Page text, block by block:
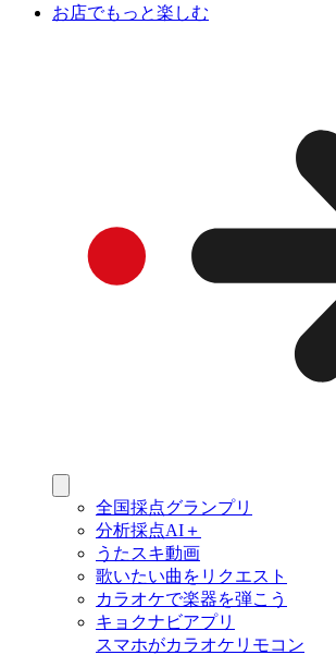
お店でもっと楽しむ
全国採点グランプリ
分析採点AI＋
うたスキ動画
歌いたい曲をリクエスト
カラオケで楽器を弾こう
キョクナビアプリ
スマホがカラオケリモコン